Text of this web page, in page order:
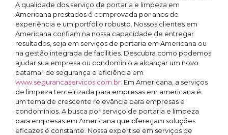
A qualidade dos serviço de portaria e limpeza em
Americana prestados é comprovada por anos de
experiência e um portfólio robusto. Nossos clientes em
Americana confiam na nossa capacidade de entregar
resultados, seja em serviços de portaria em Americana ou
na gestão integrada de facilities. Descubra como podemos
ajudar sua empresa ou condomínio a alcançar um novo
patamar de segurança e eficiência em
www.segurancaservicos.com.br . Em Americana, a serviços
de limpeza terceirizada para empresas em americana é
um tema de crescente relevância para empresas e
condomínios. A busca por serviço de portaria e limpeza
para empresas em Americana que ofereçam soluções
eficazes é constante. Nossa expertise em serviços de